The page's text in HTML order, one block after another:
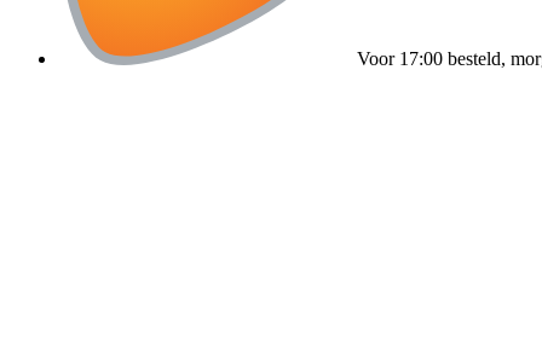
Voor 17:00 besteld,